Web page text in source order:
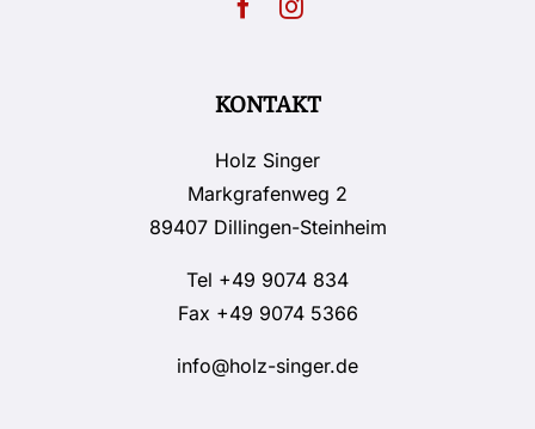
KONTAKT
Holz Singer
Markgrafenweg 2
89407 Dillingen-Steinheim
Tel +49 9074 834
Fax +49 9074 5366
info@holz-singer.de